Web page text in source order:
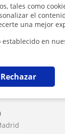
tales como
el
una mejor
establecido en
Rechazar
a
de 45
logopeda
con niños,